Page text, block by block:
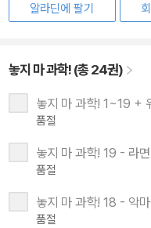
알라딘에 팔기
놓지 마 과학! (총 24권)
놓지 마 과학! 1~19 +
품절
놓지 마 과학! 19 - 라
품절
놓지 마 과학! 18 - 악
품절